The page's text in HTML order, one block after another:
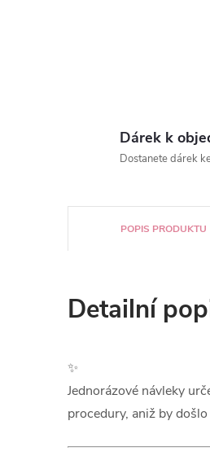
Dárek k
Dostanete dárek
POPIS PRODUKTU
Detailní
✨
Jednorázové návleky
procedury, aniž by